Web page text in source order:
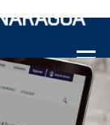
Menu